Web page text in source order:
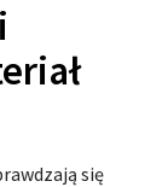
się